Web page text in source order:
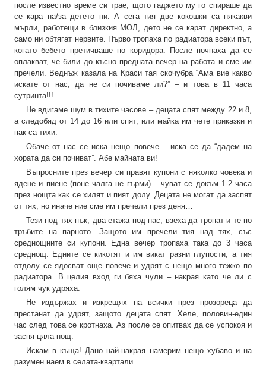
после известно време си трае, щото гаджето му го спираше да
се кара на/за детето ни. А сега тия две кокошки са някакви
мърли, работещи в близкия МОЛ, дето не се карат директно, а
само ни обтягат нервите. Първо тропаха по радиатора всеки път,
когато бебето претичваше по коридора. После почнаха да се
оплакват, че били до късно предната вечер на работа и сме им
пречели. Веднъж казала на Краси тая скочубра “Ама вие какво
искате от нас, да не си почиваме ли?” – и това в 11 часа
сутринта!!!
Не вдигаме шум в тихите часове – децата спят между 22 и 8,
а следобяд от 14 до 16 или спят, или майка им чете приказки и
пак са тихи.
Обаче от нас се иска нещо повече – иска се да “дадем на
хората да си почиват”. Абе майната ви!
Въпросните през вечер си правят купони с няколко човека и
ядене и пиене (поне чалга не гърми) – чуват се докъм 1-2 часа
през нощта как се хилят и пият долу. Децата не могат да заспят
от тях, но иначе ние сме им пречели през деня…
Тези под тях пък, два етажа под нас, взеха да тропат и те по
тръбите на парното. Защото им пречели тия над тях, със
среднощните си купони. Една вечер тропаха така до 3 часа
среднощ. Едните се кикотят и им викат разни глупости, а тия
отдолу се ядосват още повече и удрят с нещо много тежко по
радиатора. В целия вход ги бяха чули – накрая като че ли с
голям чук удряха.
Не издържах и изкрещях на всички през прозореца да
престанат да удрят, защото децата спят. Хеле, половин-един
час след това се кротнаха. Аз после се опитвах да се успокоя и
заспя цяла нощ.
Искам в къща! Дано най-накрая намерим нещо хубаво и на
разумен наем в селата-квартали.